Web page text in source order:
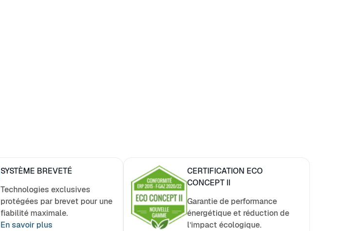
SYSTÈME BREVETÉ
Technologies exclusives
protégées par brevet pour une
fiabilité maximale.
En savoir plus
CERTIFICATION ECO
CONCEPT II
Garantie de performance
énergétique et réduction de
l’impact écologique.